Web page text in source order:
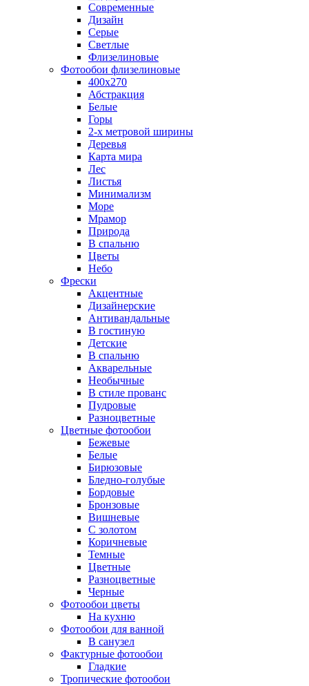
Современные
Дизайн
Серые
Светлые
Флизелиновые
Фотообои флизелиновые
400х270
Абстракция
Белые
Горы
2-х метровой ширины
Деревья
Карта мира
Лес
Листья
Минимализм
Море
Мрамор
Природа
В спальню
Цветы
Небо
Фрески
Акцентные
Дизайнерские
Антивандальные
В гостиную
Детские
В спальню
Акварельные
Необычные
В стиле прованс
Пудровые
Разноцветные
Цветные фотообои
Бежевые
Белые
Бирюзовые
Бледно-голубые
Бордовые
Бронзовые
Вишневые
С золотом
Коричневые
Темные
Цветные
Разноцветные
Черные
Фотообои цветы
На кухню
Фотообои для ванной
В санузел
Фактурные фотообои
Гладкие
Тропические фотообои